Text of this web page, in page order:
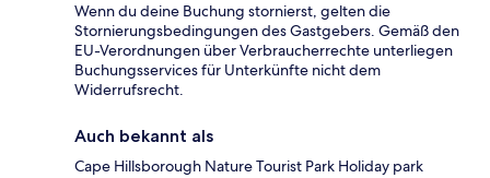
Wenn du deine Buchung stornierst, gelten die
Stornierungsbedingungen des Gastgebers. Gemäß den
EU-Verordnungen über Verbraucherrechte unterliegen
Buchungsservices für Unterkünfte nicht dem
Widerrufsrecht.
Auch bekannt als
Cape Hillsborough Nature Tourist Park Holiday park